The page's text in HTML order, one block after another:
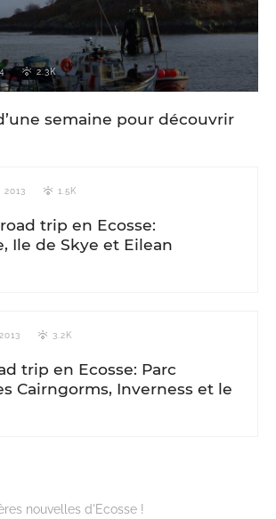
2.3K
semaine pour découvrir
2013 1.5K
trip en Ecosse:
Ile de Skye et Eilean
3.2K
trip en Ecosse: Parc
Cairngorms, Inverness et le
nouvelles d'Ecosse !